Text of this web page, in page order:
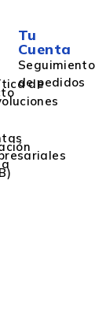
de
Tu
Cuenta
Seguimiento
de pedidos